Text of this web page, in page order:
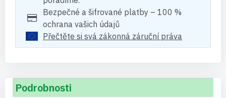
Bezpečné a šifrované platby – 100 %
ochrana vašich údajů
Přečtěte si svá zákonná záruční práva
Podrobnosti